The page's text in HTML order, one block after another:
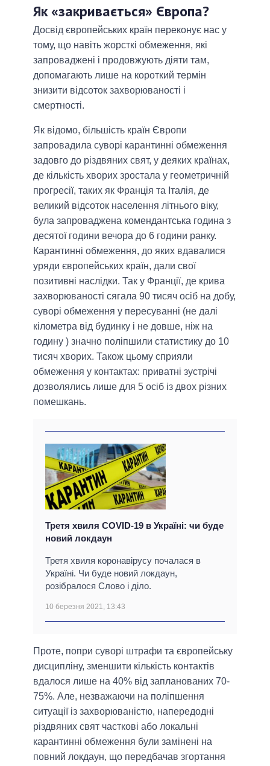
Як «закривається» Європа?
Досвід європейських країн переконує нас у
тому, що навіть жорсткі обмеження, які
запроваджені і продовжують діяти там,
допомагають лише на короткий термін
знизити відсоток захворюваності і
смертності.
Як відомо, більшість країн Європи
запровадила суворі карантинні обмеження
задовго до різдвяних свят, у деяких країнах,
де кількість хворих зростала у геометричній
прогресії, таких як Франція та Італія, де
великий відсоток населення літнього віку,
була запроваджена комендантська година з
десятої години вечора до 6 години ранку.
Карантинні обмеження, до яких вдавалися
уряди європейських країн, дали свої
позитивні наслідки. Так у Франції, де крива
захворюваності сягала 90 тисяч осіб на добу,
суворі обмеження у пересуванні (не далі
кілометра від будинку і не довше, ніж на
годину ) значно поліпшили статистику до 10
тисяч хворих. Також цьому сприяли
обмеження у контактах: приватні зустрічі
дозволялись лише для 5 осіб із двох різних
помешкань.
Третя хвиля COVID-19 в Україні: чи буде
новий локдаун
Третя хвиля коронавірусу почалася в
Україні. Чи буде новий локдаун,
розібралося Слово і діло.
10 березня 2021, 13:43
Проте, попри суворі штрафи та європейську
дисципліну, зменшити кількість контактів
вдалося лише на 40% від запланованих 70-
75%. Але, незважаючи на поліпшення
ситуації із захворюваністю, напередодні
різдвяних свят часткові або локальні
карантинні обмеження були замінені на
повний локдаун, що передбачав згортання